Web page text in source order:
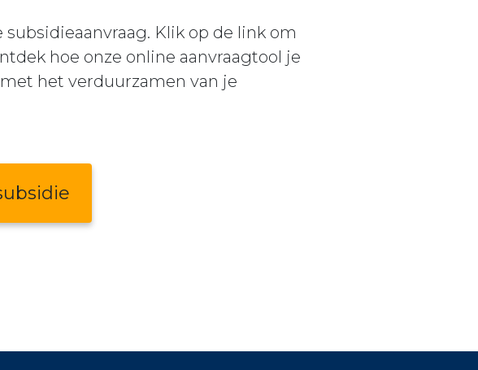
Klik op de link om
hoe onze online aanvraagtool je
het verduurzamen van je